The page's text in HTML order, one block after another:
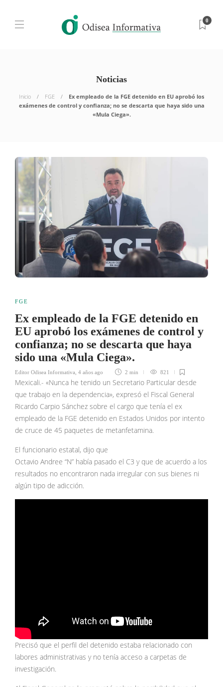
0
Noticias
Inicio FGE
Ex empleado de la FGE detenido en EU aprobó los
exámenes de control y confianza; no se descarta que haya sido una
«Mula Ciega».
FGE
Ex empleado de la FGE detenido en
EU aprobó los exámenes de control y
confianza; no se descarta que haya
sido una «Mula Ciega».
Editor Odisea Informativa, 4 años ago 2 min 821
Mexicali.- «Nunca he tenido un Secretario Particular desde
que trabajo en la dependencia», expresó el Fiscal General
Ricardo Carpio Sánchez sobre el cargo que tenía el ex
empleado de la FGE detenido en Estados Unidos por intento
de cruce de 45 paquetes de metanfetamina.
El funcionario estatal, dijo que
Octavio Andree “N” había pasado el C3 y que de acuerdo a los
resultados no encontraron nada irregular con sus bienes ni
algún tipo de adicción.
Precisó que el perfil del detenido estaba relacionado con
labores administrativas y no tenía acceso a carpetas de
investigación.